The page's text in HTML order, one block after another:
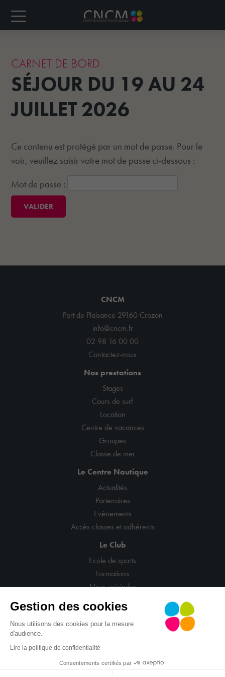
CARNET DE BORD
SÉJOUR DU 19 AU 24
JUILLET 2026
Ce contenu est protégé par un mot de passe. Pour le
voir, veuillez saisir votre mot de passe ci-dessous :
Mot de passe :
CNCM
Port de Plaisance 29160 Crozon
info@cncm.fr
02 98 16 00 00
Contactez-nous
Nos prestations
Stages
Cours de surf
Location
Centre de vacances
Groupes
Classe de mer
Le Centre Nautique
Actualités
Partenaires
Evénements
Accès classes et adhérents
Le Club
Ecole de sports
Formations
Nous rejoindre
CGV
Gestion cookies
Gestion des cookies
Nous utilisons des cookies pour la mesure
d'audience.
Lire la politique de confidentialité
Consentements certifiés par